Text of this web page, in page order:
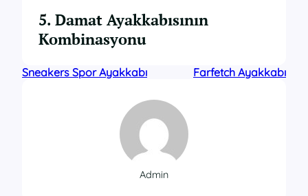
5. Damat Ayakkabısının
Kombinasyonu
Sneakers Spor Ayakkabı Farfetch Ayakkabı
Admin